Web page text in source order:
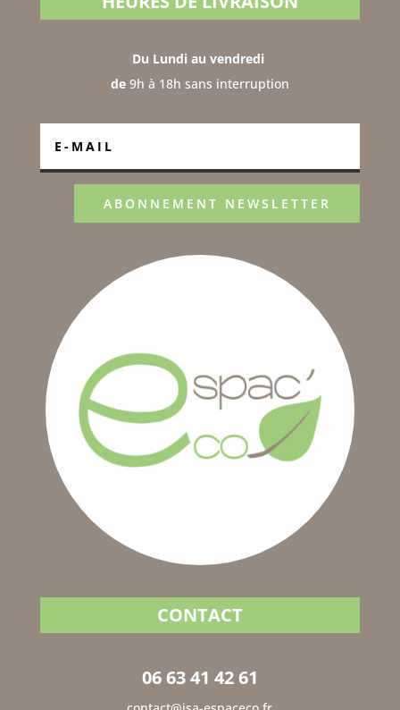
Du Lundi au vendredi
de9h à 18h sans interruption
ABONNEMENT NEWSLETTER
CONTACT
06 63 41 42 61